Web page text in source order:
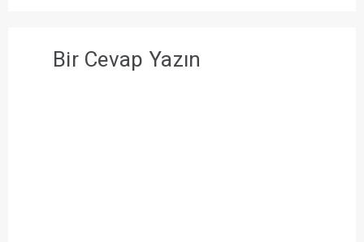
Bir Cevap Yazın